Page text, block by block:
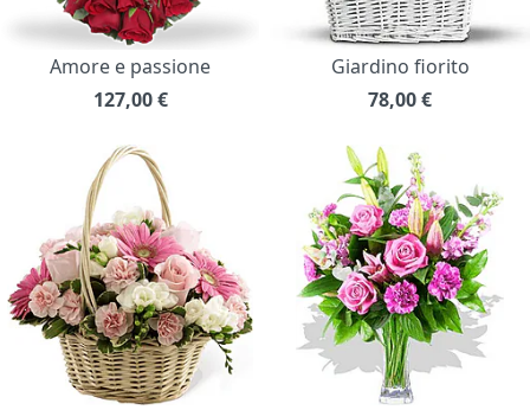
Amore e passione
127,00 €
Giardino fiorito
78,00€